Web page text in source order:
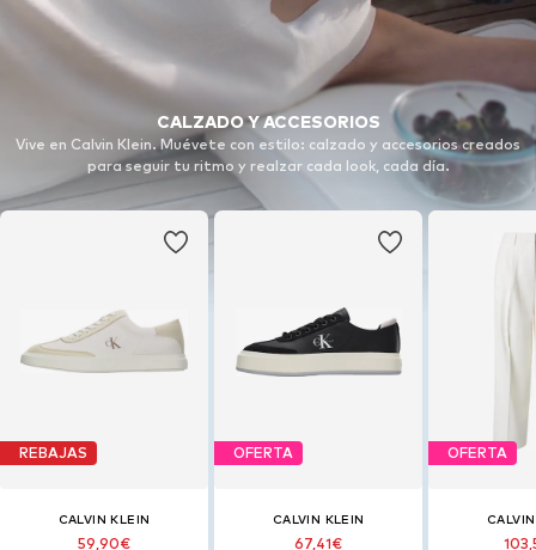
CALZADO Y ACCESORIOS
Vive en Calvin Klein. Muévete con estilo: calzado y accesorios creados
para seguir tu ritmo y realzar cada look, cada día.
REBAJAS
CALVIN KLEIN
59,90€
OFERTA
CALVIN KLEIN
67,41€
OFERTA